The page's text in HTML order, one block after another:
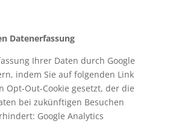
Datenerfassung
Ihrer Daten durch Google
indem Sie auf folgenden Link
Opt-Out-Cookie gesetzt, der die
bei zukünftigen Besuchen
Google Analytics